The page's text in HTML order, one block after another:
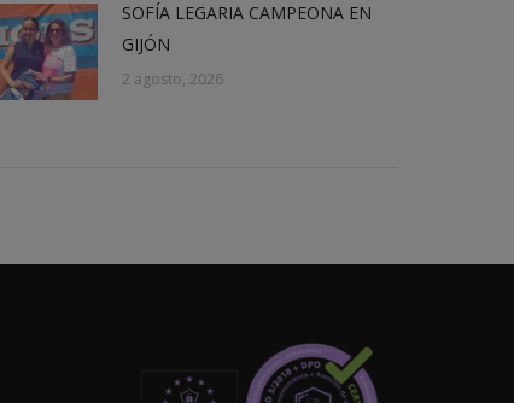
SOFÍA LEGARIA CAMPEONA EN
GIJÓN
2 agosto, 2026